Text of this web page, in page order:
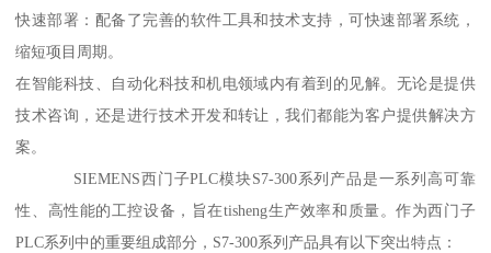
快速部署：配备了完善的软件工具和技术支持，可快速部署系统，
缩短项目周期。
在智能科技、自动化科技和机电领域内有着到的见解。无论是提供
技术咨询，还是进行技术开发和转让，我们都能为客户提供解决方
案。
SIEMENS西门子PLC模块S7-300系列产品是一系列高可靠
性、高性能的工控设备，旨在tisheng生产效率和质量。作为西门子
PLC系列中的重要组成部分，S7-300系列产品具有以下突出特点：